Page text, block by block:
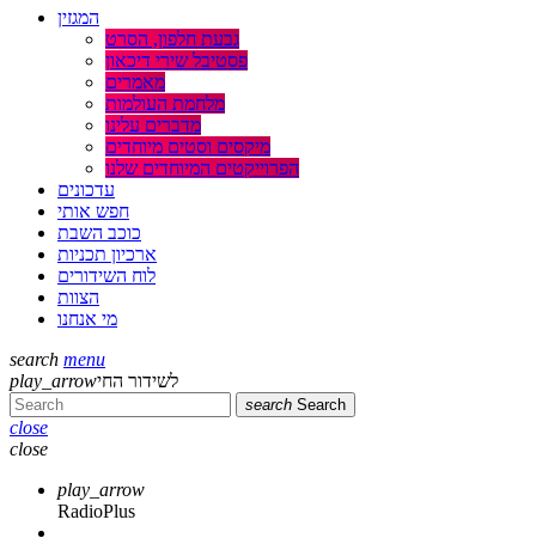
המגזין
גבעת חלפון, הסרט
פסטיבל שירי דיכאון
מאמרים
מלחמת העולמות
מדברים עלינו
מיקסים וסטים מיוחדים
הפרוייקטים המיוחדים שלנו
עדכונים
חפש אותי
כוכב השבת
ארכיון תכניות
לוח השידורים
הצוות
מי אנחנו
search menu
play_arrowלשידור החי
search Search
close
close
play_arrow
RadioPlus